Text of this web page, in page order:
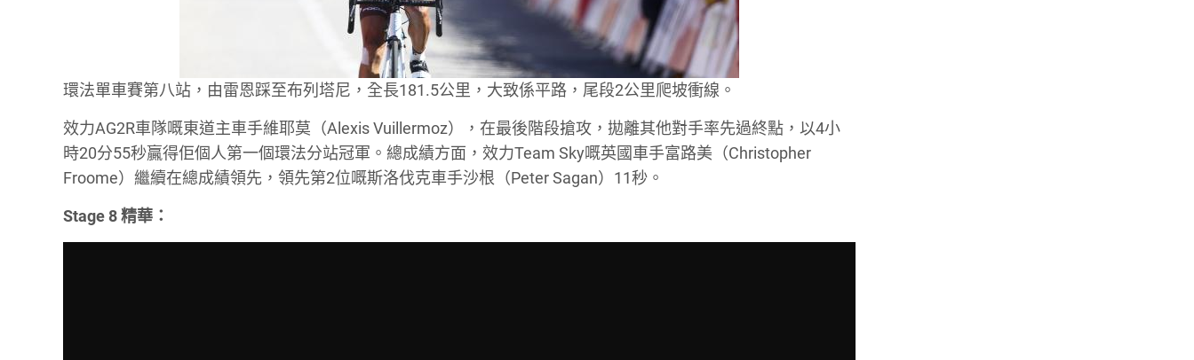
環法單車賽第八站，由雷恩踩至布列塔尼，全長181.5公里，大致係平路，尾段2公里爬坡衝線。
效力AG2R車隊嘅東道主車手維耶莫（Alexis Vuillermoz），在最後階段搶攻，拋離其他對手率先過終點，以4小
時20分55秒贏得佢個人第一個環法分站冠軍。總成績方面，效力Team Sky嘅英國車手富路美（Christopher
Froome）繼續在總成績領先，領先第2位嘅斯洛伐克車手沙根（Peter Sagan）11秒。
Stage 8 精華：